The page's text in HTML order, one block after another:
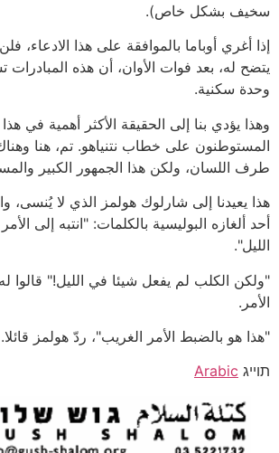
سخيف بشكل خاص).
إذا أغري أوباما بالموافقة على هذا الادعاء،
وحدة سكنية.
وهذا يؤدي بنا إلى الحقيقة الأكثر أهمية في
المستوطنون على خطاب نتنياهو. تم، هنا
طرف اللسان، ولكن هذا الجمهور الكبير
هذا يعيدنا إلى شارلوك هولمز الذي لا
أحد ألغازه البوليسية بالكلمات: "انتبه إلى
الليل".
"ولكن الكلب لم يفعل شيئا في الليل!" قالوا
الأمر.
"هذا هو بالضبط الأمر الغريب"، ردّ هولمز قائلا.
תוייג Arabic